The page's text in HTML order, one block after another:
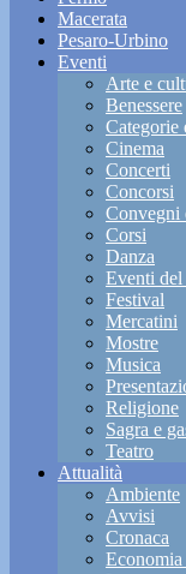
Macerata
Pesaro-Urbino
Eventi
Arte e
Benessere
Categorie
Cinema
Concerti
Concorsi
Convegni
Corsi
Danza
Eventi del
Festival
Mercatini
Mostre
Musica
Religione
Sagra e
Teatro
Attualità
Ambiente
Avvisi
Cronaca
Economia